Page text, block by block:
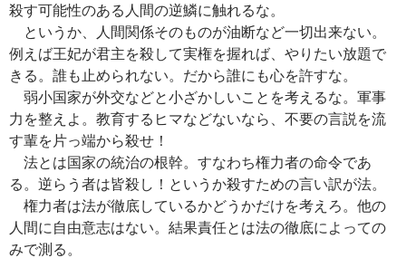
殺す可能性のある人間の逆鱗に触れるな。
というか、人間関係そのものが油断など一切出来ない。
例えば王妃が君主を殺して実権を握れば、やりたい放題で
きる。誰も止められない。だから誰にも心を許すな。
弱小国家が外交などと小ざかしいことを考えるな。軍事
力を整えよ。教育するヒマなどないなら、不要の言説を流
す輩を片っ端から殺せ！
法とは国家の統治の根幹。すなわち権力者の命令であ
る。逆らう者は皆殺し！というか殺すための言い訳が法。
権力者は法が徹底しているかどうかだけを考えろ。他の
人間に自由意志はない。結果責任とは法の徹底によっての
みで測る。